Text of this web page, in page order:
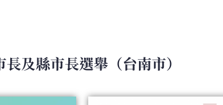
及縣市長選舉（台南市）